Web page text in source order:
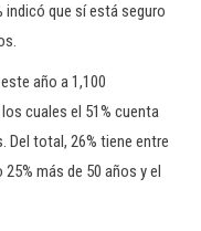
indicó que sí está seguro
año a 1,100
cuales el 51% cuenta
Del total, 26% tiene entre
más de 50 años y el